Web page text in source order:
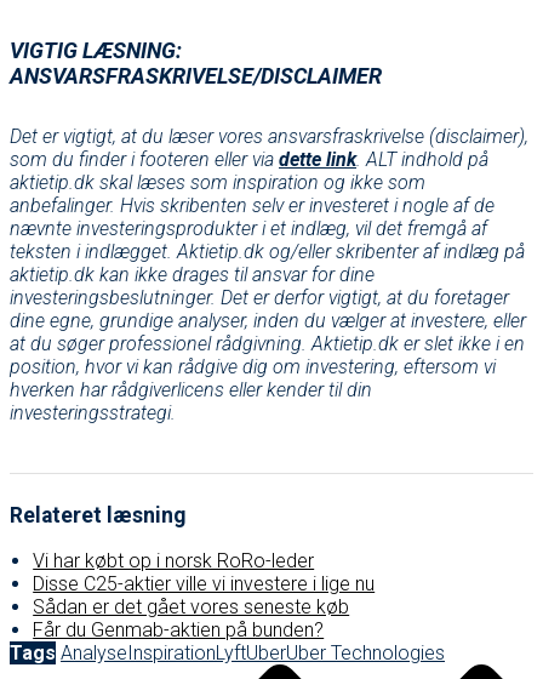
VIGTIG LÆSNING:
ANSVARSFRASKRIVELSE/DISCLAIMER
Det er vigtigt, at du læser vores ansvarsfraskrivelse (disclaimer),
som du finder i footeren eller via dette link. ALT indhold på
aktietip.dk skal læses som inspiration og ikke som
anbefalinger. Hvis skribenten selv er investeret i nogle af de
nævnte investeringsprodukter i et indlæg, vil det fremgå af
teksten i indlægget. Aktietip.dk og/eller skribenter af indlæg på
aktietip.dk kan ikke drages til ansvar for dine
investeringsbeslutninger. Det er derfor vigtigt, at du foretager
dine egne, grundige analyser, inden du vælger at investere, eller
at du søger professionel rådgivning. Aktietip.dk er slet ikke i en
position, hvor vi kan rådgive dig om investering, eftersom vi
hverken har rådgiverlicens eller kender til din
investeringsstrategi.
Relateret læsning
Vi har købt op i norsk RoRo-leder
Disse C25-aktier ville vi investere i lige nu
Sådan er det gået vores seneste køb
Får du Genmab-aktien på bunden?
Tags AnalyseInspirationLyftUberUber Technologies